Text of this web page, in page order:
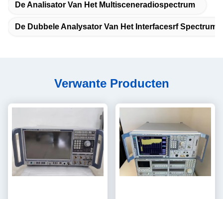
De Analisator Van Het Multisceneradiospectrum
De Dubbele Analysator Van Het Interfacesrf Spectrum
Verwante Producten